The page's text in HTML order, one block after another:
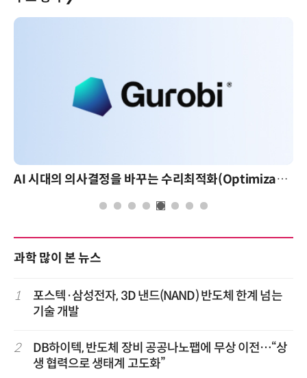
AI 시대의 의사결정을 바꾸는 수리최적화(Optimization): 실제 산업 적용 사례와 활용 전략
과학 많이 본 뉴스
1
포스텍·삼성전자, 3D 낸드(NAND) 반도체 한계 넘는
기술 개발
2
DB하이텍, 반도체 장비 공공나노팹에 무상 이전…“상
생 협력으로 생태계 고도화”